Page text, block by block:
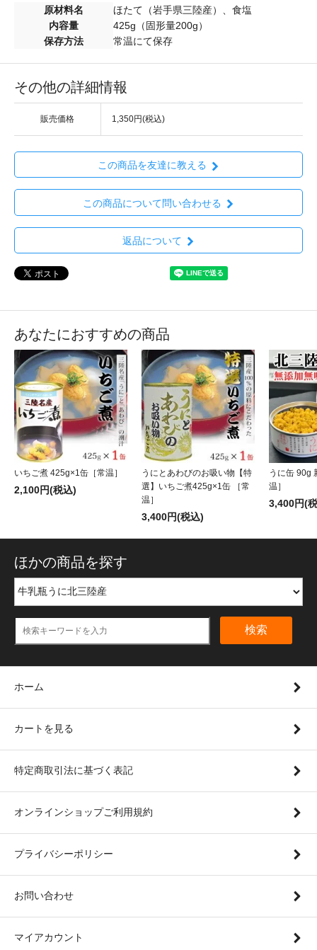
原材料名
ほたて（岩手県三陸産）、食塩
内容量
425g（固形量200g）
保存方法
常温にて保存
その他の詳細情報
販売価格 1,350円(税込)
この商品を友達に教える
この商品について問い合わせる
返品について
あなたにおすすめの商品
いちご煮 425g×1缶［常温］
2,100円(税込)
うにとあわびのお吸い物【特
選】いちご煮425g×1缶 ［常
温］
3,400円(税込)
うに缶 90g
温］
3,400円(
ほかの商品を探す
検索
ホーム
カートを見る
特定商取引法に基づく表記
オンラインショップご利用規約
プライバシーポリシー
お問い合わせ
マイアカウント